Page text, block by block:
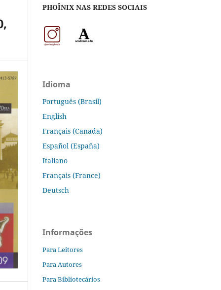
PHOÎNIX NAS REDES SOCIAIS
Idioma
Português (Brasil)
English
Français (Canada)
Español (España)
Italiano
Français (France)
Deutsch
Informações
Para Leitores
Para Autores
Para Bibliotecários